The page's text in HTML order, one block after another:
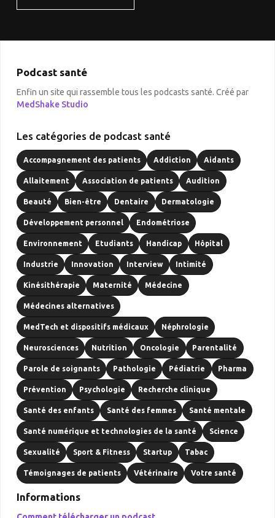
Podcast santé
Enfin un site qui rassemble tous les podcasts santé. Créé par
MedShake Studio
Les catégories de podcast santé
Accompagnement des patients Addiction Aidants
Allaitement Association de patients Audition
Beauté Bien-être Dentaire Dermatologie
Développement personnel Endométriose
Environnement Etudiants Handicap Hôpital
Industrie Innovation Interview Intimité
Kinésithérapie Maternité Médecine
Médecines alternatives
MedTech et dispositifs médicaux Néphrologie
Neurosciences Nutrition Oncologie Parentalité
Parole de soignants Pathologie Pédiatrie Pharma
Prévention Psychologie Recherche clinique
Santé des enfants Santé des femmes Santé mentale
Santé numérique et technologies de la santé Science
Sexualité Sport & Fitness Startup Tabac
Témoignages de patients Vétérinaire Votre santé
Informations